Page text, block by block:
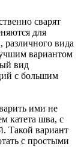
сварят
для
различного вида
вариантом
вид
с большим
ими не
катета шва, с
Такой вариант
с простыми